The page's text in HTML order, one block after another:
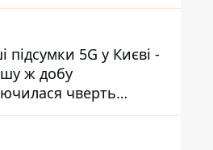
підсумки 5G у Києві -
ж добу
чверть
абонентів